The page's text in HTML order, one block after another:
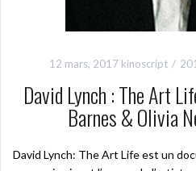
12 mars, 2017 kinoscript
David Lynch : The Art
Barnes & Olivia
David Lynch: The Art Life est un